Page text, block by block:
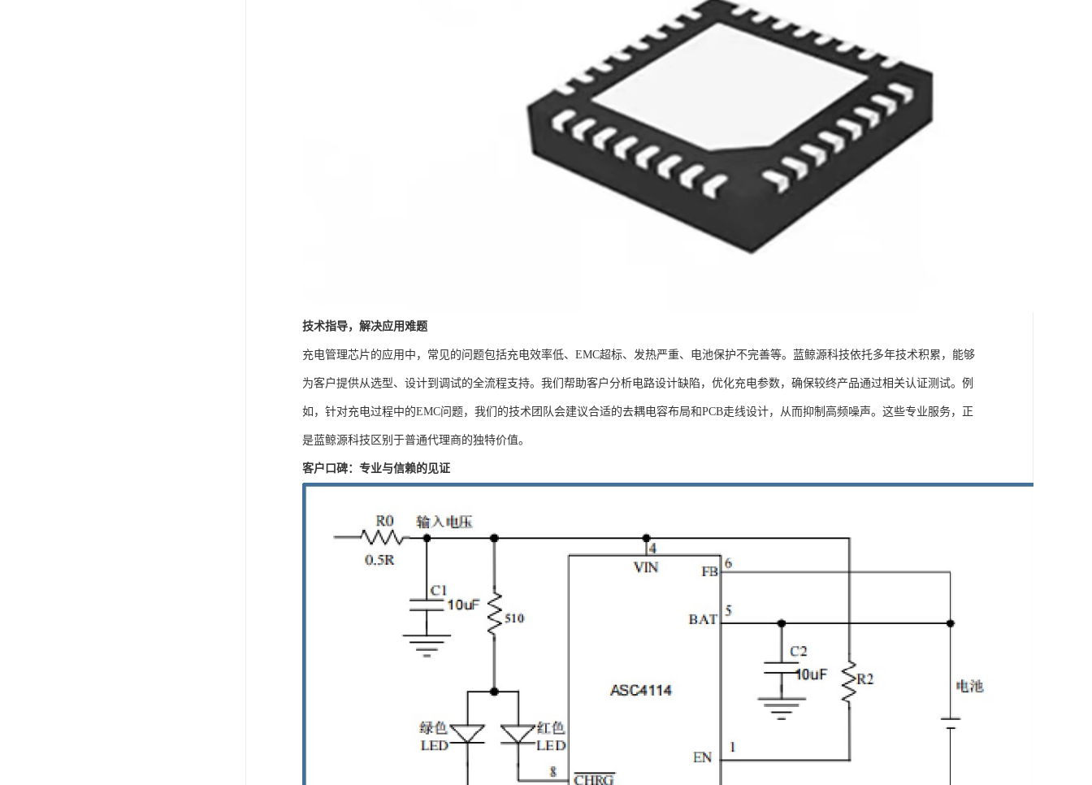
技术指导，解决应用难题
充电管理芯片的应用中，常见的问题包括充电效率低、EMC超标、发热严重、电池保护不完善等。蓝鲸源科技依托多年技术积累，能够
为客户提供从选型、设计到调试的全流程支持。我们帮助客户分析电路设计缺陷，优化充电参数，确保较终产品通过相关认证测试。例
如，针对充电过程中的EMC问题，我们的技术团队会建议合适的去耦电容布局和PCB走线设计，从而抑制高频噪声。这些专业服务，正
是蓝鲸源科技区别于普通代理商的独特价值。
客户口碑：专业与信赖的见证